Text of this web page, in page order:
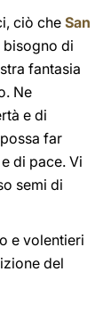
ciò che San
bisogno di
fantasia
Ne
e di
far
di pace. Vi
semi di
e volentieri
del